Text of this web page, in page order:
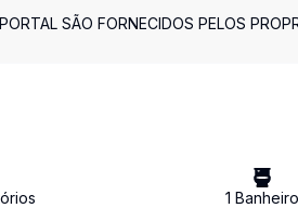
SÃO FORNECIDOS PELOS
s 1 Banheiro